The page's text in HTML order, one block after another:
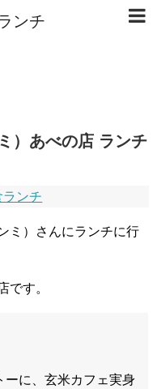
ンチ
）あべの店 ランチ
ランチ
ミ）さんにランチに行
です。
ーに、玄米カフェ実身